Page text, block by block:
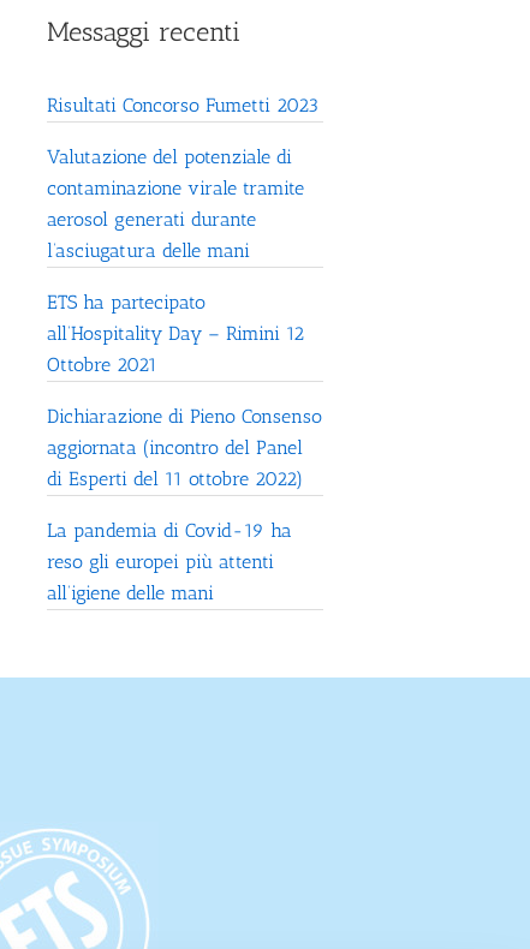
Messaggi recenti
Risultati Concorso Fumetti 2023
Valutazione del potenziale di
contaminazione virale tramite
aerosol generati durante
l’asciugatura delle mani
ETS ha partecipato
all’Hospitality Day – Rimini 12
Ottobre 2021
Dichiarazione di Pieno Consenso
aggiornata (incontro del Panel
di Esperti del 11 ottobre 2022)
La pandemia di Covid-19 ha
reso gli europei più attenti
all’igiene delle mani